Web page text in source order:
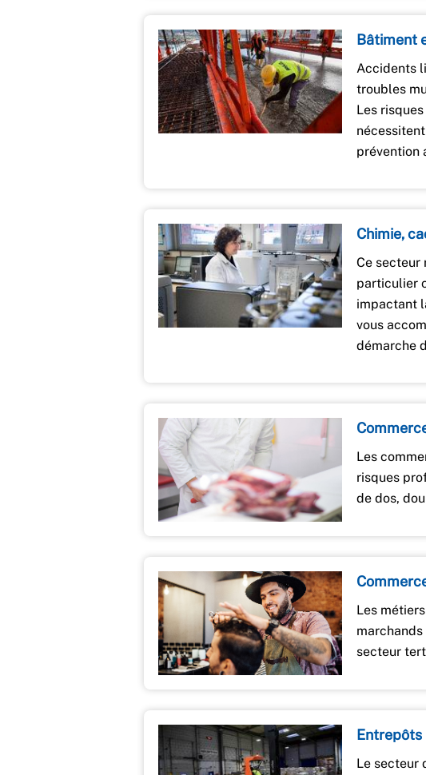
Bâtiment
Accidents
troubles
Les
prévention
Chimie,
Ce secteur
particulier
impactant
vous
démarche
Les
risques
de dos,
Les
secteur
Entrepôts
Le secteur